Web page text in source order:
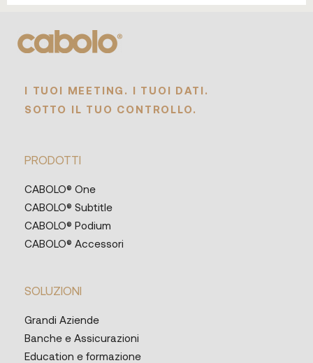
I TUOI MEETING. I TUOI DATI.
SOTTO IL TUO CONTROLLO.
PRODOTTI
CABOLO® One
CABOLO® Subtitle
CABOLO® Podium
CABOLO® Accessori
SOLUZIONI
Grandi Aziende
Banche e Assicurazioni
Education e formazione